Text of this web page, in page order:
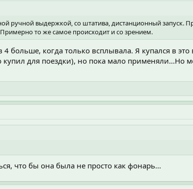
ручной выдержкой, со штатива, дистанционный запуск.
то же самое происходит и со зрением.
больше, когда только всплывала. Я купался в
для поездки), но пока мало применяли...Но
что бы она была не просто как фонарь...